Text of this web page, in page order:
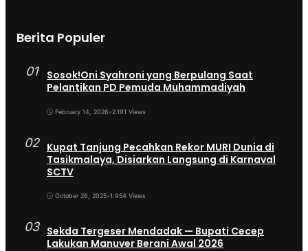
Berita Populer
01
Sosok!Oni Syahroni yang Berpulang Saat
Pelantikan PD Pemuda Muhammadiyah
February 14, 2026•2.191 Views
02 Kupat Tanjung Pecahkan Rekor MURI Dunia di
Tasikmalaya, Disiarkan Langsung di Karnaval
SCTV
October 26, 2025•1.954 Views
03 Sekda Tergeser Mendadak — Bupati Cecep
Lakukan Manuver Berani Awal 2026